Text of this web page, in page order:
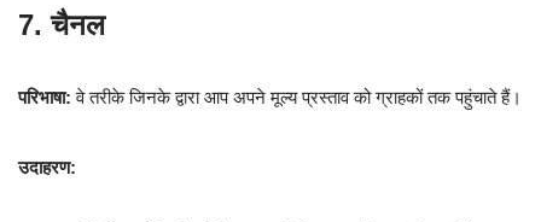
7. चैनल
परिभाषा: वे तरीके जिनके द्वारा आप अपने मूल्य प्रस्ताव को ग्राहकों तक पहुंचाते हैं।
उदाहरण: